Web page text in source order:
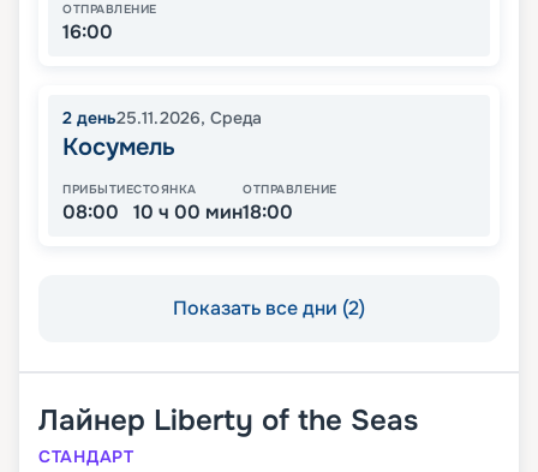
ОТПРАВЛЕНИЕ
16:00
2 день25.11.2026, Среда
Косумель
ПРИБЫТИЕ
08:00
СТОЯНКА
10 ч 00 мин
ОТПРАВЛЕНИЕ
18:00
Показать все дни (2)
Лайнер Liberty of the Seas
СТАНДАРТ